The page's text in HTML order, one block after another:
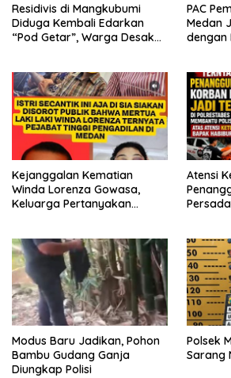
Residivis di Mangkubumi
Diduga Kembali Edarkan
“Pod Getar”, Warga Desak
PAC
Medan
dengan
Kejanggalan Kematian
Winda Lorenza Gowasa,
Keluarga Pertanyakan
Atensi
Modus Baru Jadikan, Pohon
Bambu Gudang Ganja
Diungkap Polisi
Polsek
Sarang